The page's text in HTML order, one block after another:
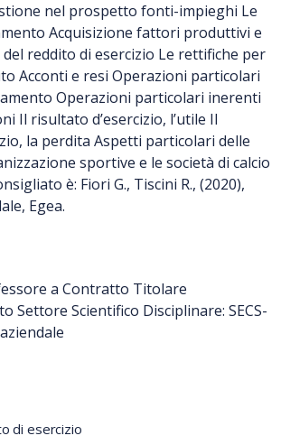
nel prospetto fonti-impieghi Le
Acquisizione fattori produttivi e
reddito di esercizio Le rettifiche per
Acconti e resi Operazioni particolari
Operazioni particolari inerenti
Il risultato d’esercizio, l’utile Il
la perdita Aspetti particolari delle
sportive e le società di calcio
è: Fiori G., Tiscini R., (2020),
Egea.
a Contratto Titolare
Settore Scientifico Disciplinare: SECS-
di esercizio